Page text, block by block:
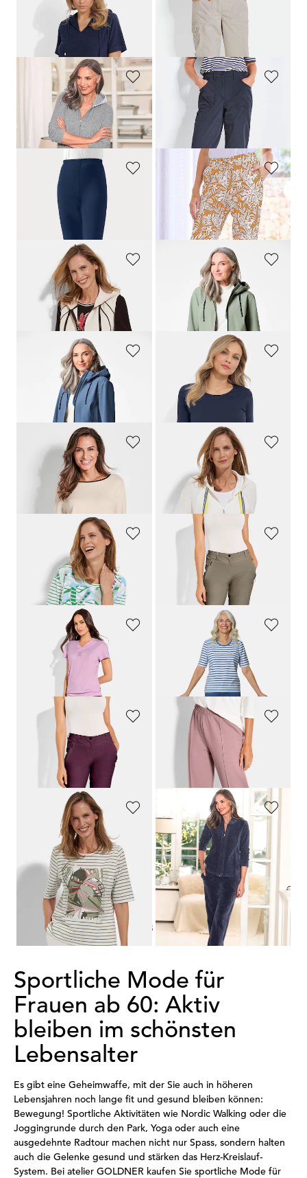
Frotteekleid mit Kapuze
79,20 CHF99,00 CHF
CARLA
im Cargo-Look
109,00 CHF
189,00 CHF
COMODO
Leichtfrottee-Hausmantel mit Reissverschluss und Kapuze
95,39 CHF159,00 CHF
Funktionshose
CARLA
wasserabweisend
99,00 CHF
179,00 CHF
PLANTIER
Bequeme Jogginghose mit Blätter-Print
62,10 CHF69,00 CHF
BARBARA LEBEK
79,50 CHF159,00 CHF
219,00 CHF 349,00 CHF
219,00 CHF349,00 CHF
Doppelpack Shirt + Top
79,19 CHF99,00 CHF
59,39 CHF99,00 CHF
BARBARA LEBEK
67,60 CHF 169,00 CHF
BARBARA LEBEK
59,39 CHF99,00 CHF
LINEA PRIMERO - LPO
69,30 CHF99,00 CHF
LINEA PRIMERO - LPO
Funktionsshirt mit V-Ausschnitt
55,00 CHF
Ringelshirt mit Halbarm
89,10 CHF99,00 CHF
LINEA PRIMERO - LPO
99,00 CHF
Locker fallende Jogginghose
BARBARA LEBEK
Ringelshirt mit grafischem Frontprint
49,50 CHF99,00 CHF
COMODO
Samtweicher Nicki-Hausanzug
179,00 CHF
1 3 4
Sportliche Mode für
Frauen ab 60: Aktiv
bleiben im schönsten
Lebensalter
Es gibt eine Geheimwaffe, mit der Sie auch in höheren
Lebensjahren noch lange fit und gesund bleiben können:
Bewegung! Sportliche Aktivitäten wie Nordic Walking oder die
Joggingrunde durch den Park, Yoga oder auch eine
ausgedehnte Radtour machen nicht nur Spass, sondern halten
auch die Gelenke gesund und stärken das Herz-Kreislauf-
System. Bei atelier GOLDNER kaufen Sie sportliche Mode für